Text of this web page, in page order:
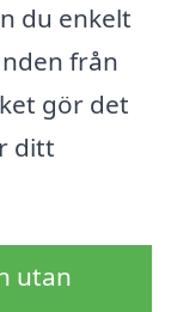
du enkelt
från
gör det
ditt
utan